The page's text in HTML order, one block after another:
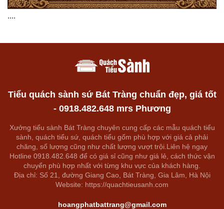
....
Tiểu quách sành sứ Bát Tràng chuẩn đẹp, giá tốt
- 0918.482.648 mrs Phương
Xưởng tiểu sành Bát Tràng chuyên cung cấp các mẫu quách tiểu
sành, quách tiểu sứ, quách tiểu gốm phù hợp với giá cả phải
chăng, số lượng cũng như chất lượng vượt trội.Liên hệ ngay
Hotline 0918.482.648 để có giá sỉ cũng như giá lẻ, cách thức vận
chuyển phù hợp nhất với từng khu vực của khách hàng.
Địa chỉ: Số 21, đường Giang Cao, Bát Tràng, Gia Lâm, Hà Nội
Website: https://quachtieusanh.com
hoangphatbattrang@gmail.com